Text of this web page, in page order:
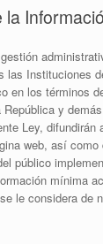
las Instituciones
en los términos
y
Ley, difundirán
web, así como
público
mínima
le considera de